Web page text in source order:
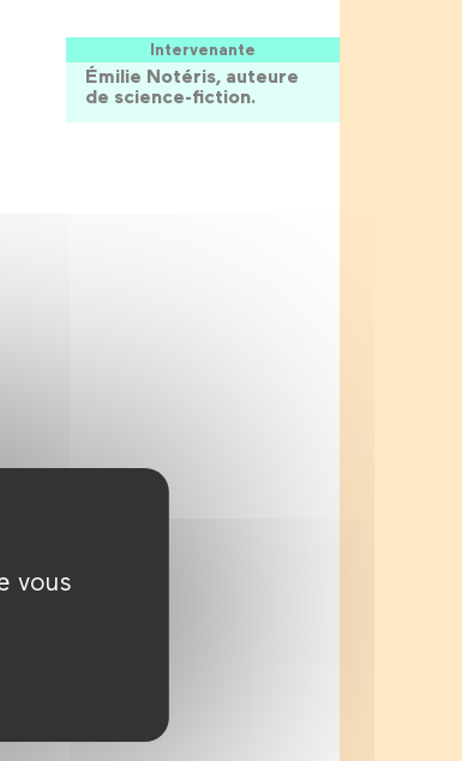
vous
Intervenante
Émilie Notéris, auteure
de science-fiction.